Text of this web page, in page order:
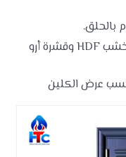
تكون كسوة الباب النوعية الأولى من خشب HDF وقشرة أرو
عرض الكلين